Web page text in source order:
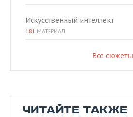
Искусственный интеллект
181 МАТЕРИАЛ
Все сюжеты
ЧИТАЙТЕ ТАКЖЕ